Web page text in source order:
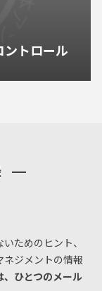
ントロール
ためのヒント、
ネジメントの情報
ひとつのメール